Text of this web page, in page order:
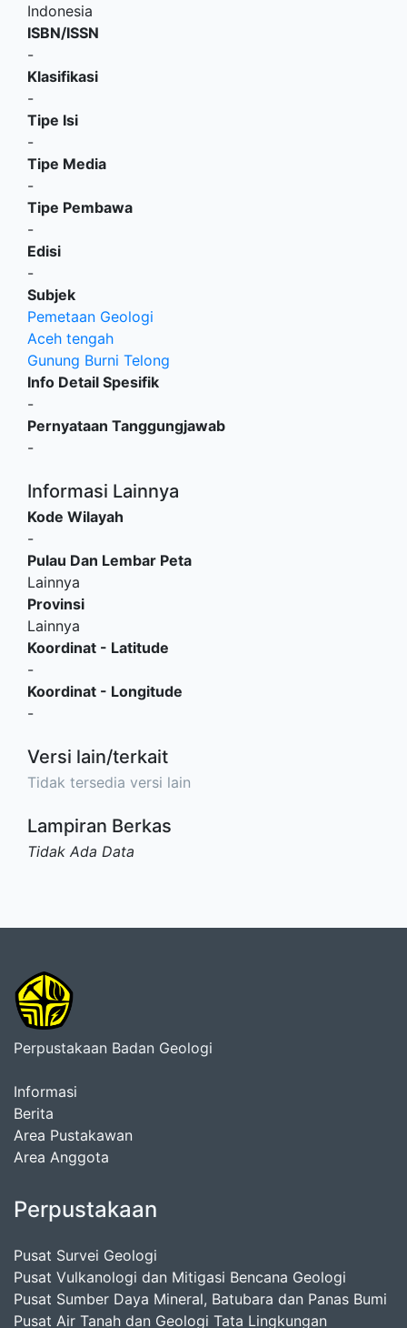
Indonesia
ISBN/ISSN
-
Klasifikasi
-
Tipe Isi
-
Tipe Media
-
Tipe Pembawa
-
Edisi
-
Subjek
Pemetaan Geologi
Aceh tengah
Gunung Burni Telong
Info Detail Spesifik
-
Pernyataan Tanggungjawab
-
Informasi Lainnya
Kode Wilayah
-
Pulau Dan Lembar Peta
Lainnya
Provinsi
Lainnya
Koordinat - Latitude
-
Koordinat - Longitude
-
Versi lain/terkait
Tidak tersedia versi lain
Lampiran Berkas
Tidak Ada Data
Perpustakaan Badan Geologi
Informasi
Berita
Area Pustakawan
Area Anggota
Perpustakaan
Pusat Survei Geologi
Pusat Vulkanologi dan Mitigasi Bencana Geologi
Pusat Sumber Daya Mineral, Batubara dan Panas Bumi
Pusat Air Tanah dan Geologi Tata Lingkungan